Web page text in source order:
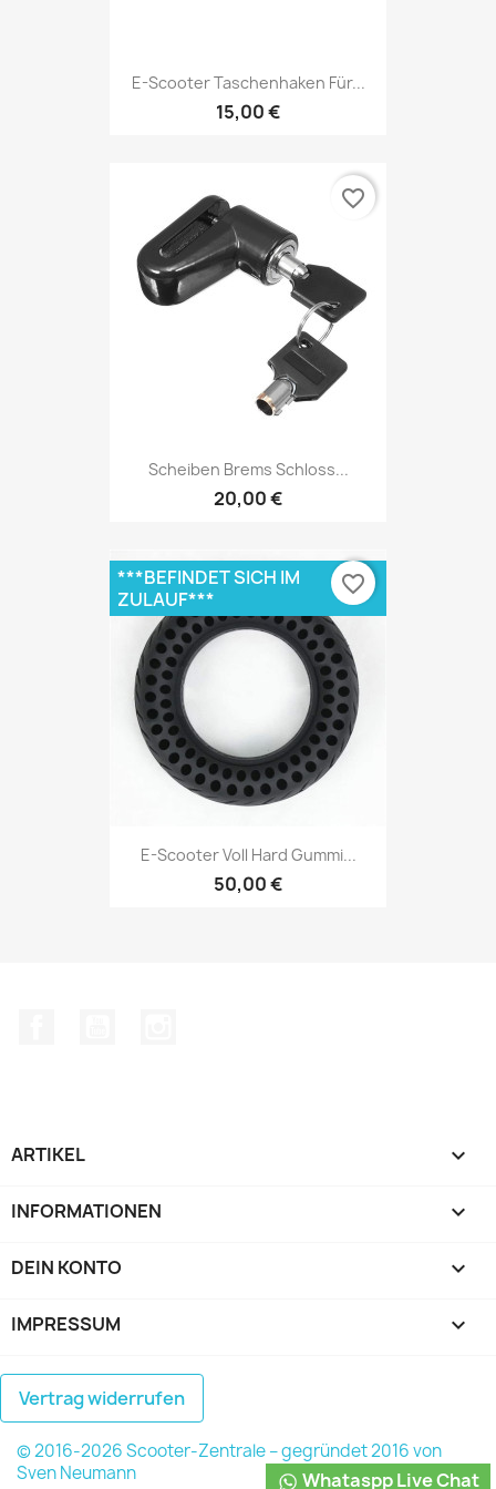
E-Scooter Taschenhaken Für...
15,00 €
Scheiben Brems Schloss...
20,00 €
favorite_border
E-Scooter Voll Hard Gummi...
50,00 €
***BEFINDET SICH IM
ZULAUF***
favorite_border
ARTIKEL 
INFORMATIONEN 
DEIN KONTO 
IMPRESSUM keyboard_arrow_down
Whataspp Live Chat
Vertrag widerrufen
© 2016-2026 Scooter-Zentrale – gegründet 2016 von
Sven Neumann